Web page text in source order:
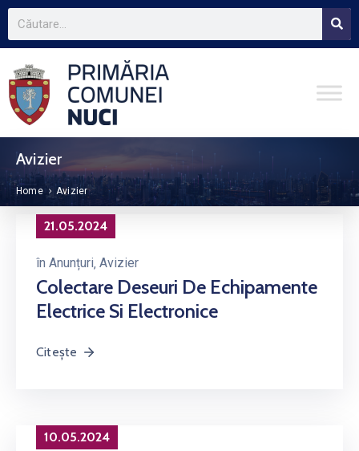
Avizier
Home Avizier
21.05.2024
în Anunțuri‚ Avizier
Colectare Deseuri De Echipamente
Electrice Si Electronice
Citește
10.05.2024